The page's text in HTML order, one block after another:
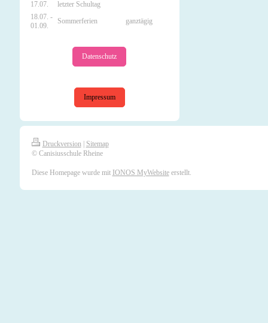
17.07.
letzter Schultag
18.07. -
01.09.
Sommerferien ganztägig
Datenschutz
Impressum
Druckversion
Sitemap
© Canisiusschule Rheine
Diese Homepage wurde mit IONOS MyWebsiteerstellt.